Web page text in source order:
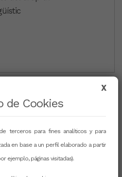
X
de Cookies
terceros para fines analíticos y para
en base a un perfil elaborado a partir
ejemplo, páginas visitadas).